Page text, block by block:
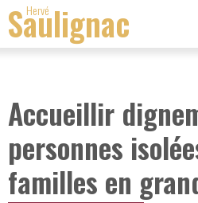
Hervé
Saulignac
Accueillir
personnes
familles en